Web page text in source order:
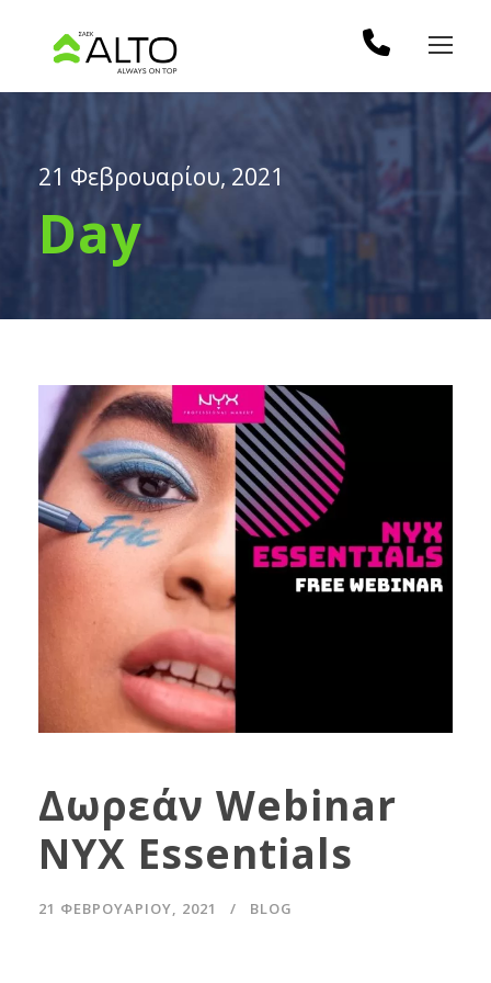
21 Φεβρουαρίου, 2021
Day
Δωρεάν Webinar
NYX Essentials
21 ΦΕΒΡΟΥΑΡΊΟΥ, 2021 BLOG